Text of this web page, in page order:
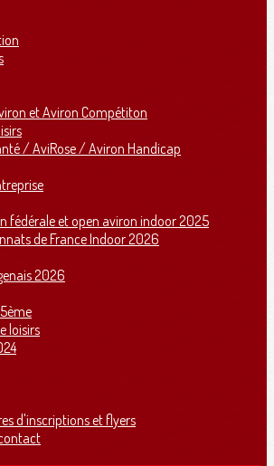
et Aviron Compétiton
/ AviRose / Aviron Handicap
fédérale et open aviron indoor 2025
de France Indoor 2026
2026
loisirs
d'inscriptions et flyers